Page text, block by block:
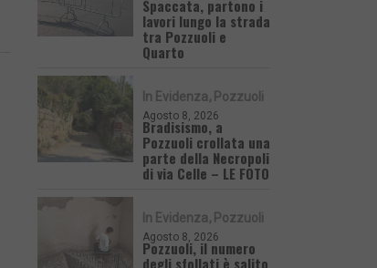
Spaccata, partono i
lavori lungo la strada
tra Pozzuoli e
Quarto
In Evidenza Pozzuoli
Agosto 8, 2026
Bradisismo, a
Pozzuoli crollata una
parte della Necropoli
di via Celle – LE FOTO
In Evidenza Pozzuoli
Agosto 8, 2026
Pozzuoli, il numero
degli sfollati è salito